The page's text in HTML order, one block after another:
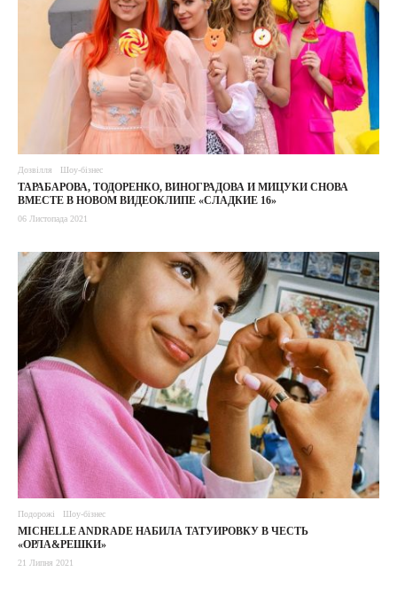
Дозвілля Шоу-бізнес
ТАРАБАРОВА, ТОДОРЕНКО, ВИНОГРАДОВА И МИЦУКИ СНОВА
ВМЕСТЕ В НОВОМ ВИДЕОКЛИПЕ «СЛАДКИЕ 16»
06 Листопада 2021
Подорожі Шоу-бізнес
MICHELLE ANDRADE НАБИЛА ТАТУИРОВКУ В ЧЕСТЬ
«ОРЛА&РЕШКИ»
21 Липня 2021